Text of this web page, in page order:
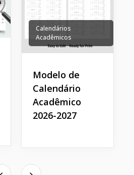
Calendários
Acadêmicos
Modelo de
Calendário
Acadêmico
2026-2027